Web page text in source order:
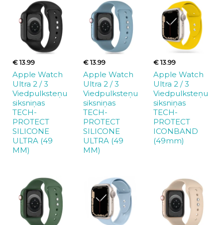
€ 13.99
Apple Watch
Ultra 2 / 3
Viedpulksteņu
siksniņas
TECH-
PROTECT
SILICONE
ULTRA (49
MM)
€ 13.99
Apple Watch
Ultra 2 / 3
Viedpulksteņu
siksniņas
TECH-
PROTECT
SILICONE
ULTRA (49
MM)
€ 13.99
Apple Watch
Ultra 2 / 3
Viedpulksteņu
siksniņas
TECH-
PROTECT
ICONBAND
(49mm)